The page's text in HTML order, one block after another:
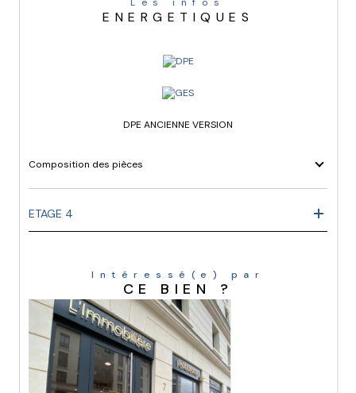
ENERGETIQUES
DPE ANCIENNE VERSION
Composition des pièces
ETAGE 4
Intéressé(e) par
CE BIEN ?